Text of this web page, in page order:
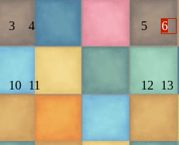
3
4 5 6
10 11 12 13